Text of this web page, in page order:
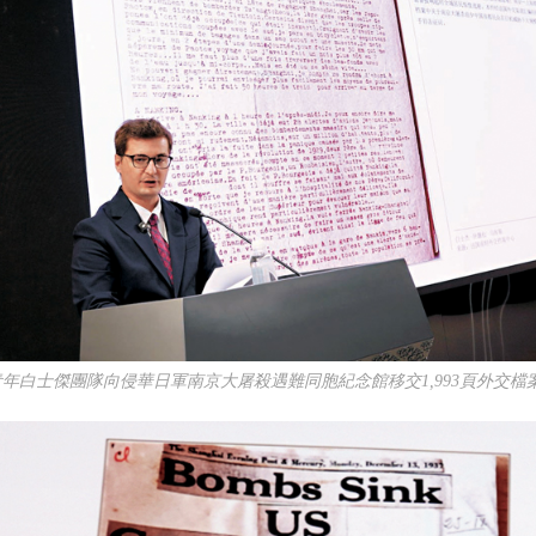
白士傑團隊向侵華日軍南京大屠殺遇難同胞紀念館移交1,993頁外交檔